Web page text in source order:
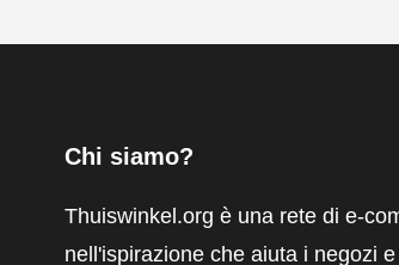
Chi siamo?
Thuiswinkel.org è una rete di e-
nell'ispirazione che aiuta i negozi